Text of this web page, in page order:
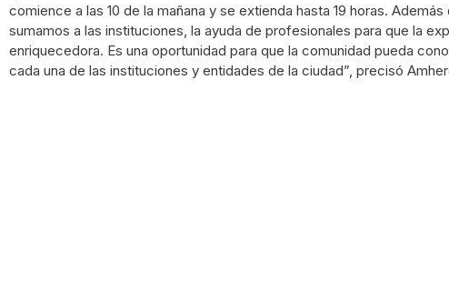
comience a las 10 de la mañana y se extienda hasta 19 horas.
sumamos a las instituciones, la ayuda de profesionales para que la
enriquecedora. Es una oportunidad para que la comunidad pueda
cada una de las instituciones y entidades de la ciudad”, precisó